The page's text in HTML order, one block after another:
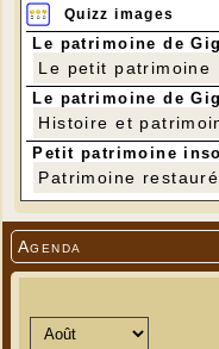
Agenda
Quizz images
Le patrimoine de
Le petit patrimoine
Le patrimoine de
Histoire et
Petit patrimoine
Patrimoine